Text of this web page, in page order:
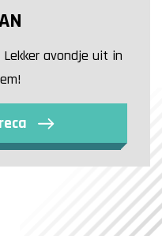
avondje uit in